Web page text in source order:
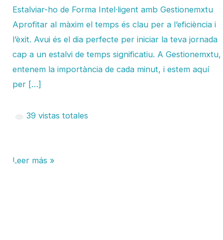
Estalviar-ho de Forma Intel·ligent amb Gestionemxtu
Aprofitar al màxim el temps és clau per a l’eficiència i
l’èxit. Avui és el dia perfecte per iniciar la teva jornada
cap a un estalvi de temps significatiu. A Gestionemxtu,
entenem la importància de cada minut, i estem aquí
per […]
39 vistas totales
Leer más »